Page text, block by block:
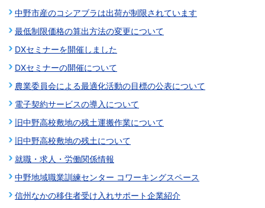
中野市産のコシアブラは出荷が制限されています
最低制限価格の算出方法の変更について
DXセミナーを開催しました
DXセミナーの開催について
農業委員会による最適化活動の目標の公表について
電子契約サービスの導入について
旧中野高校敷地の残土運搬作業について
旧中野高校敷地の残土について
就職・求人・労働関係情報
中野地域職業訓練センター コワーキングスペース
信州なかの移住者受け入れサポート企業紹介